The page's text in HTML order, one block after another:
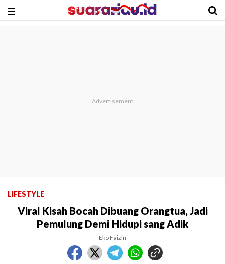
LIFESTYLE
Viral Kisah Bocah Dibuang Orangtua, Jadi
Pemulung Demi Hidupi sang Adik
Eko Faizin